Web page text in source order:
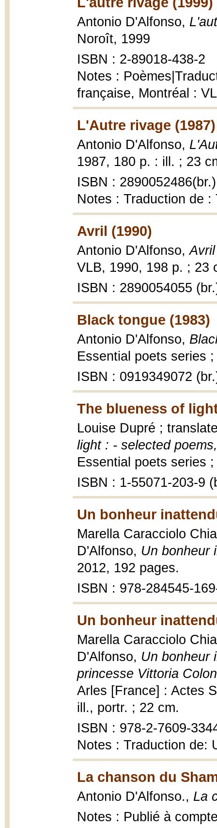
Antonio D'Alfonso,
Noroît, 1999
ISBN : 2-89018-438-2
Notes :
française, Montréal :
L'Autre rivage (1987)
Antonio D'Alfonso,
1987, 180 p. : ill. ; 23
ISBN : 2890052486(br.)
Notes : Traduction de :
Avril (1990)
Antonio D'Alfonso,
VLB, 1990, 198 p. ; 23
ISBN : 2890054055
Black tongue (1983)
Antonio D'Alfonso,
Essential poets series
ISBN : 0919349072
The blueness of
Louise Dupré ;
light : - selected
Essential poets series
ISBN : 1-55071-203-9
Un bonheur
Marella Caracciolo
D'Alfonso, Un bonheur
2012, 192 pages.
ISBN : 978-284545-
Un bonheur
Marella Caracciolo
D'Alfonso, Un bonheur
princesse Vittoria
Arles [France] : Actes
ill., portr. ; 22 cm.
ISBN : 978-2-7609-
Notes : Traduction de:
La chanson du
Antonio D'Alfonso., La
Notes : Publié à